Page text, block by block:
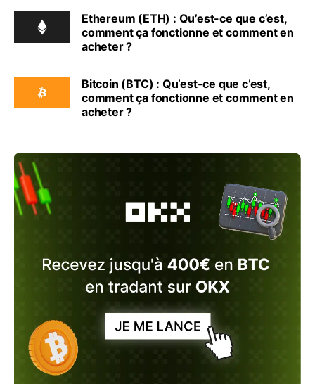
Ethereum (ETH) : Qu’est-ce que c’est,
comment ça fonctionne et comment en
acheter ?
Bitcoin (BTC) : Qu’est-ce que c’est,
comment ça fonctionne et comment en
acheter ?